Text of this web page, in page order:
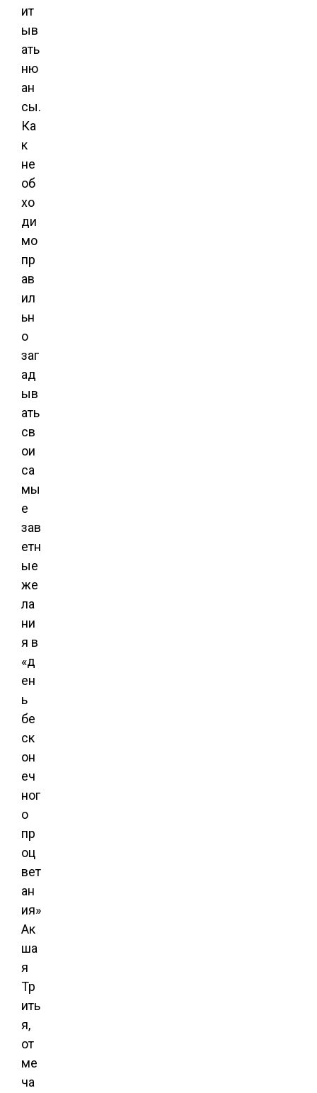
ит
ыв
ать
ню
ан
сы.
Ка
к
не
об
хо
ди
мо
пр
ав
ил
ьн
о
заг
ад
ыв
ать
св
ои
са
мы
е
зав
етн
ые
же
ла
ни
я в
«д
ен
ь
бе
ск
он
еч
ног
о
пр
оц
вет
ан
ия»
Ак
ша
я
Тр
ить
я,
от
ме
ча